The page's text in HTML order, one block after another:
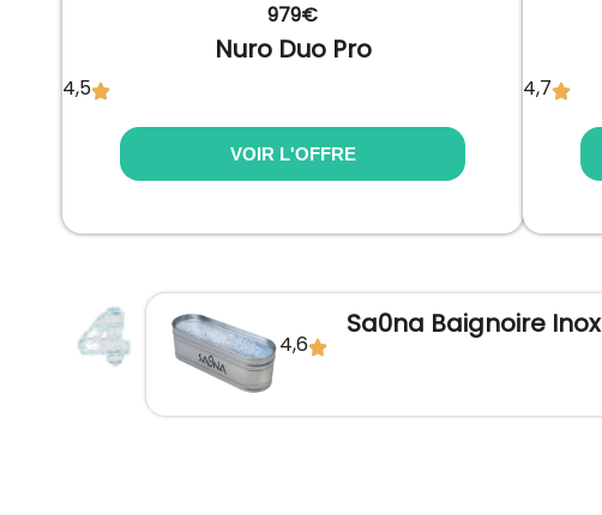
979€
Nuro Duo Pro
4,5
VOIR L'OFFRE
4,7
Sa0na Baignoire Inox
4,6